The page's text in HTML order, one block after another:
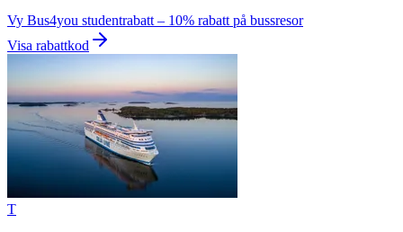
Vy Bus4you studentrabatt – 10% rabatt på bussresor
Visa rabattkod
T